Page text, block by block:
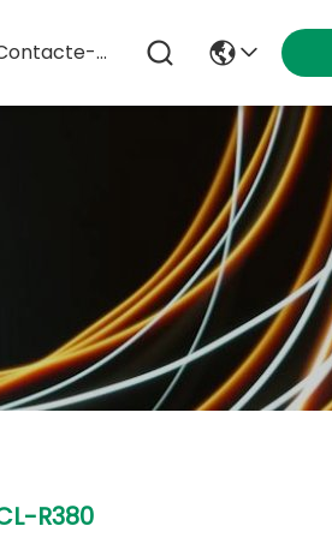
Contacte-Nos
R380